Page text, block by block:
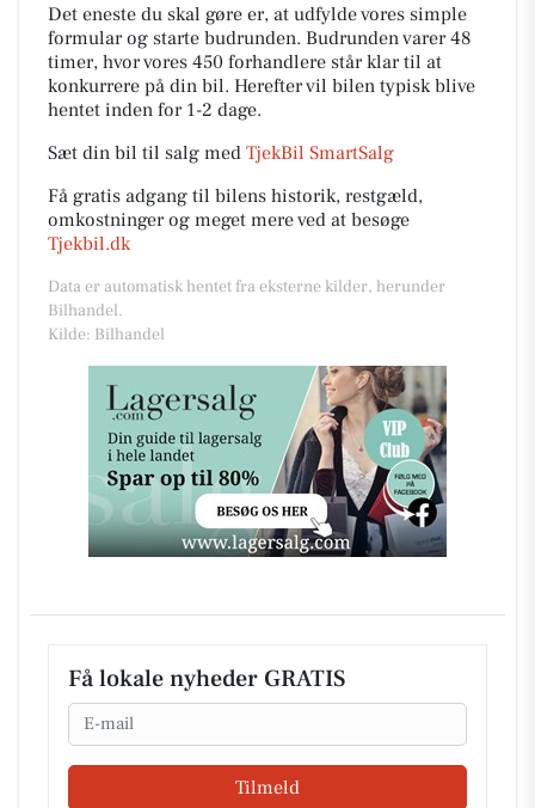
Det eneste du skal gøre er, at udfylde vores simple
formular og starte budrunden. Budrunden varer 48
timer, hvor vores 450 forhandlere står klar til at
konkurrere på din bil. Herefter vil bilen typisk blive
hentet inden for 1-2 dage.
Sæt din bil til salg med TjekBil SmartSalg
Få gratis adgang til bilens historik, restgæld,
omkostninger og meget mere ved at besøge
Tjekbil.dk
Data er automatisk hentet fra eksterne kilder, herunder
Bilhandel.
Kilde: Bilhandel
Få lokale nyheder GRATIS
Email
Tilmeld